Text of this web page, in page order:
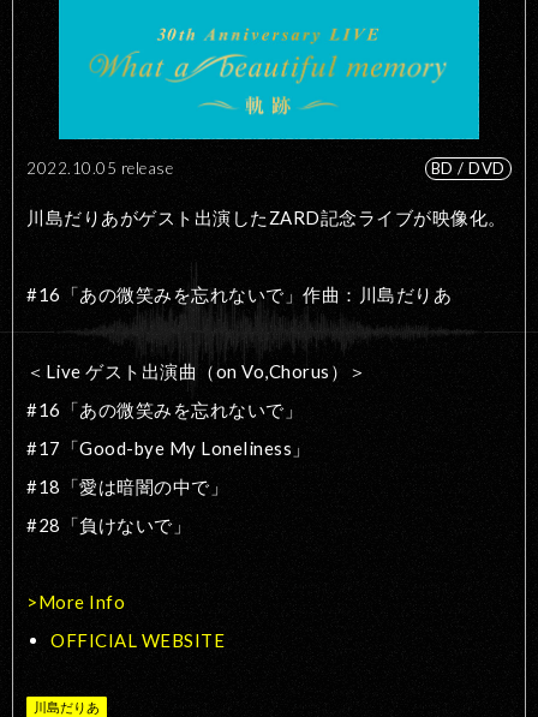
2022.10.05 release BD / DVD
川島だりあがゲスト出演したZARD記念ライブが映像化。
#16「あの微笑みを忘れないで」作曲：川島だりあ
＜Live ゲスト出演曲（on Vo,Chorus）＞
#16「あの微笑みを忘れないで」
#17「Good-bye My Loneliness」
#18「愛は暗闇の中で」
#28「負けないで」
>More Info
OFFICIAL WEBSITE
川島だりあ